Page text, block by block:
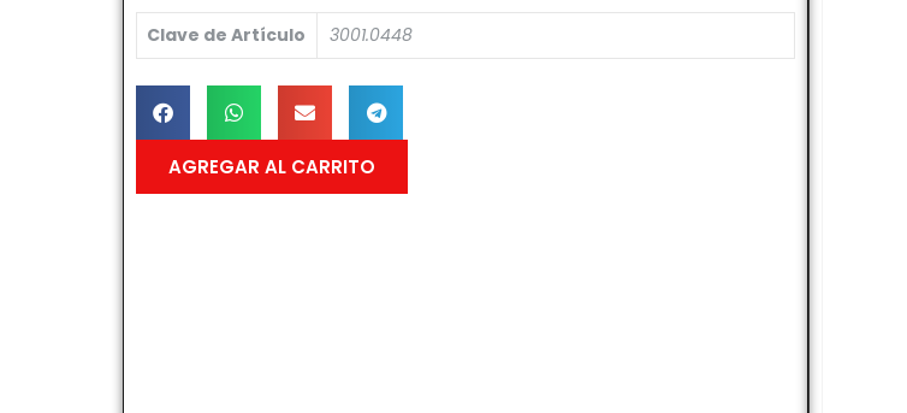
Clave de Artículo 3001.0448
AGREGAR AL CARRITO